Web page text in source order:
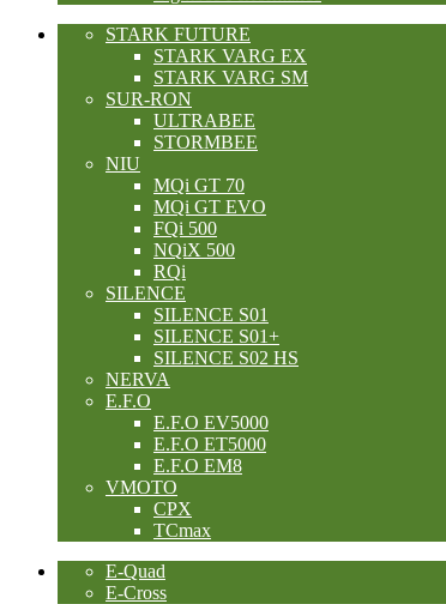
STARK FUTURE
STARK VARG EX
STARK VARG SM
SUR-RON
ULTRABEE
STORMBEE
NIU
MQi GT 70
MQi GT EVO
FQi 500
NQiX 500
RQi
SILENCE
SILENCE S01
SILENCE S01+
SILENCE S02 HS
NERVA
E.F.O
E.F.O EV5000
E.F.O ET5000
E.F.O EM8
VMOTO
CPX
TCmax
E-Quad
E-Cross